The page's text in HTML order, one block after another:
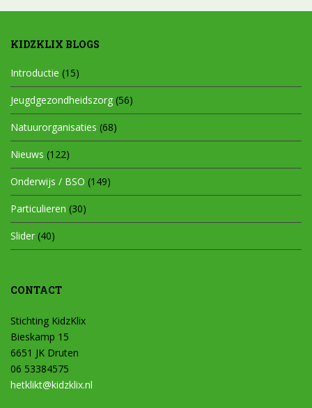
KIDZKLIX BLOGS
Introductie (15)
Jeugdgezondheidszorg (56)
Natuurorganisaties (68)
Nieuws (122)
Onderwijs / BSO (149)
Particulieren (30)
Slider (40)
CONTACT
Stichting KidzKlix
Bieskamp 15
6651 JK Druten
06 53384575
hetklikt@kidzklix.nl